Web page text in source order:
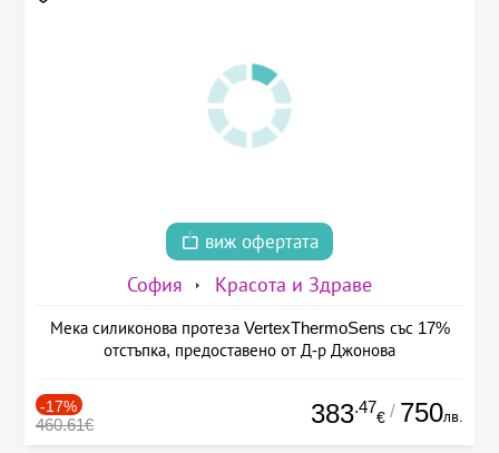
виж офертата
София Красота и Здраве
Мека силиконова протеза VertexThermoSens със 17%
отстъпка, предоставено от Д-р Джонова
-17%
460.61€ 383.47
€ / 750лв.